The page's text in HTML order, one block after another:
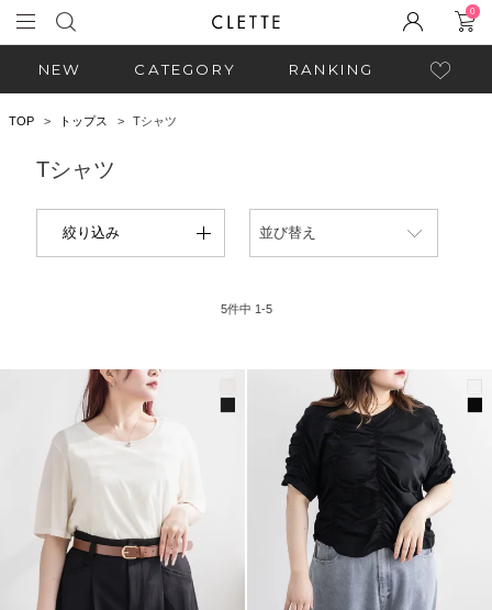
0
NEW CATEGORY RANKING
TOP トップス Tシャツ
Tシャツ
絞り込み 並び替え
5件中 1-5